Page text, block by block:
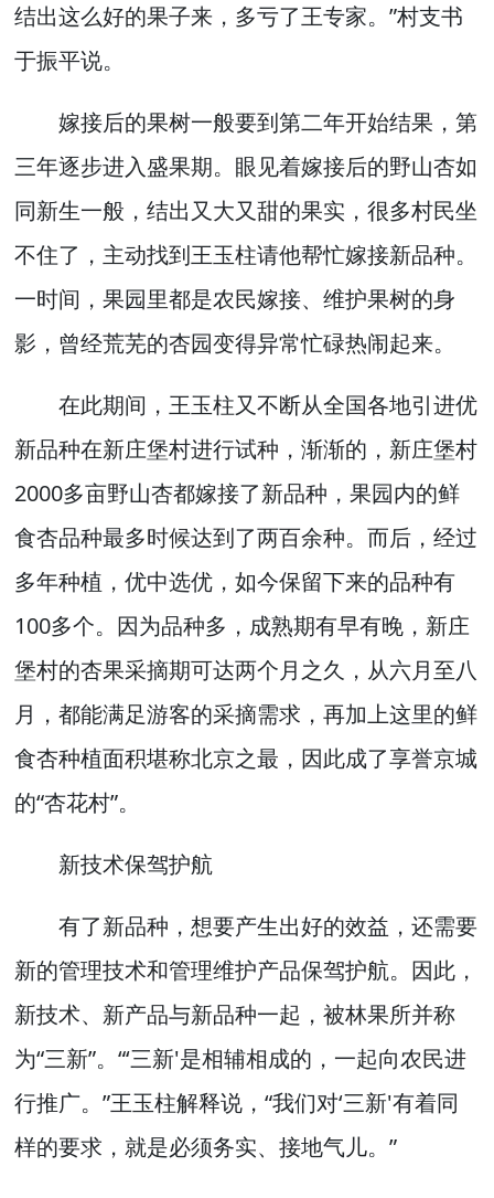
结出这么好的果子来，多亏了王专家。”村支书
于振平说。
嫁接后的果树一般要到第二年开始结果，第
三年逐步进入盛果期。眼见着嫁接后的野山杏如
同新生一般，结出又大又甜的果实，很多村民坐
不住了，主动找到王玉柱请他帮忙嫁接新品种。
一时间，果园里都是农民嫁接、维护果树的身
影，曾经荒芜的杏园变得异常忙碌热闹起来。
在此期间，王玉柱又不断从全国各地引进优
新品种在新庄堡村进行试种，渐渐的，新庄堡村
2000多亩野山杏都嫁接了新品种，果园内的鲜
食杏品种最多时候达到了两百余种。而后，经过
多年种植，优中选优，如今保留下来的品种有
100多个。因为品种多，成熟期有早有晚，新庄
堡村的杏果采摘期可达两个月之久，从六月至八
月，都能满足游客的采摘需求，再加上这里的鲜
食杏种植面积堪称北京之最，因此成了享誉京城
的“杏花村”。
新技术保驾护航
有了新品种，想要产生出好的效益，还需要
新的管理技术和管理维护产品保驾护航。因此，
新技术、新产品与新品种一起，被林果所并称
为“三新”。“‘三新'是相辅相成的，一起向农民进
行推广。”王玉柱解释说，“我们对‘三新'有着同
样的要求，就是必须务实、接地气儿。”